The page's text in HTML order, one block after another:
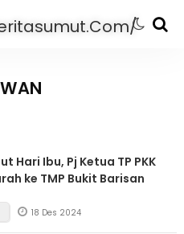
Hari Ibu, Pj Ketua TP PKK
ke TMP Bukit Barisan
18 Des 2024